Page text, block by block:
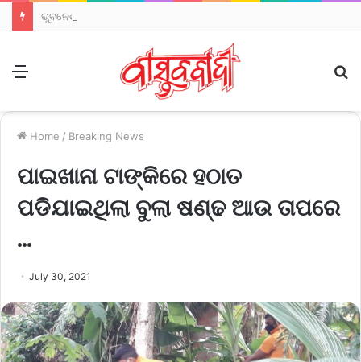
Home / Breaking News
ପାଇଖାନା ଟାଙ୍କିରେ ହଠାତ
ପଡିଯାଇଥିଲା ବୁଲା ଷଣ୍ଢ ଆଉ ତାପରେ
…
July 30, 2021